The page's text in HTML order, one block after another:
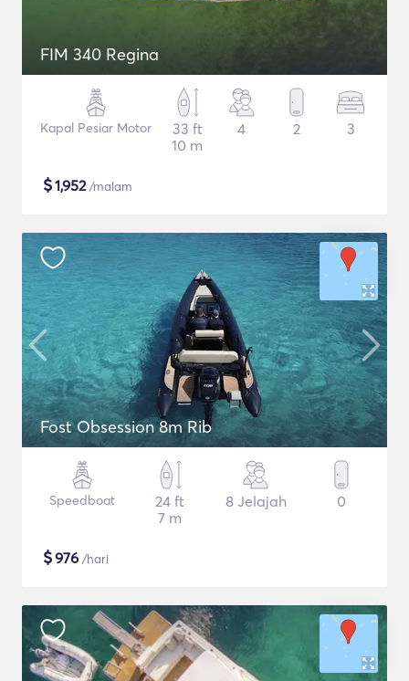
FIM 340 Regina
Kapal Pesiar Motor
33 ft
10 m
4 2 3
$1,952/malam
Fost Obsession 8m Rib
Speedboat
24 ft
7 m
8 Jelajah 0
$976 /hari